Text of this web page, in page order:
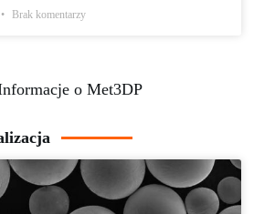
Brak komentarzy
o Met3DP